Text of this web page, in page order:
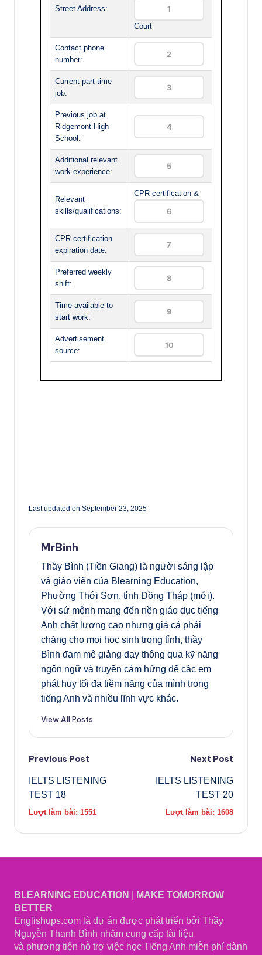
Street Address:
Court
Contact phone
number:
Current part-time
job:
Previous job at
Ridgemont High
School:
Additional relevant
work experience:
Relevant
skills/qualifications:
CPR certification &
CPR certification
expiration date:
Preferred weekly
shift:
Time available to
start work:
Advertisement
source:
Last updated on September 23, 2025
MrBinh
Thầy Bình (Tiền Giang) là người sáng lập
và giáo viên của Blearning Education,
Phường Thới Sơn, tỉnh Đồng Tháp (mới).
Với sứ mệnh mang đến nền giáo dục tiếng
Anh chất lượng cao nhưng giá cả phải
chăng cho mọi học sinh trong tỉnh, thầy
Bình đam mê giảng dạy thông qua kỹ năng
ngôn ngữ và truyền cảm hứng để các em
phát huy tối đa tiềm năng của mình trong
tiếng Anh và nhiều lĩnh vực khác.
View All Posts
Previous Post
IELTS LISTENING
TEST 18
Lượt làm bài: 1551
Next Post
IELTS LISTENING
TEST 20
Lượt làm bài: 1608
BLEARNING EDUCATION
MAKE TOMORROW
BETTER
Englishups.com là dự án được phát triển bởi Thầy
Nguyễn Thanh Bình nhằm cung cấp tài liệu
và phương tiện hỗ trợ việc học Tiếng Anh miễn phí dành